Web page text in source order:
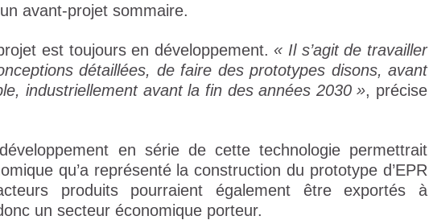
avant-projet sommaire.
est toujours en développement. « Il s’agit de travailler
détaillées, de faire des prototypes disons, avant
industriellement avant la fin des années 2030 », précise
en série de cette technologie permettrait
qu’a représenté la construction du prototype d’EPR
produits pourraient également être exportés à
un secteur économique porteur.